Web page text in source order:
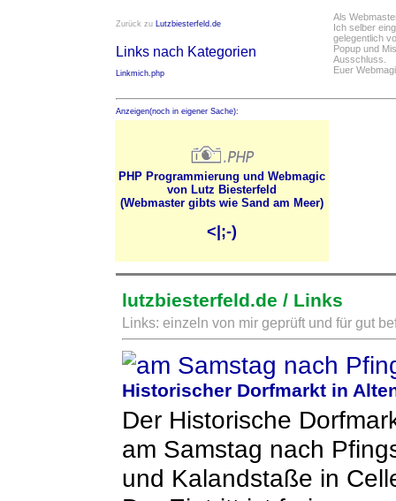
Zurück zu Lutzbiesterfeld.de
Links nach Kategorien
Linkmich.php
Als
Ich selber
gelegentlich
Popup und
Ausschluss.
Euer
Anzeigen(noch in eigener Sache):
PHP Programmierung und Webmagic
von Lutz Biesterfeld
(Webmaster gibts wie Sand am Meer)
<|;-)
lutzbiesterfeld.de / Links
Links: einzeln von mir geprüft und für gut
Historischer Dorfmarkt in
Der Historische
am Samstag nach
und Kalandstaße in